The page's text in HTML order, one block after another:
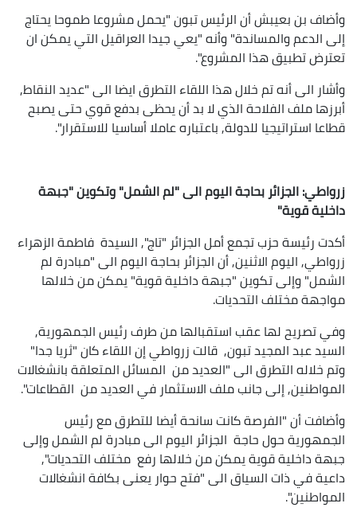
وأضاف بن بعيبش أن الرئيس تبون "يحمل مشروعا طموحا يحتاج
إلى الدعم والمساندة" وأنه "يعي جيدا العراقيل التي يمكن ان
تعترض تطبيق هذا المشروع".
وأشار الى أنه تم خلال هذا اللقاء التطرق ايضا الى "عديد النقاط,
أبرزها ملف الفلاحة الذي لا بد أن يحظى بدفع قوي حتى يصبح
قطاعا استراتيجيا للدولة, باعتباره عاملا أساسيا للاستقرار".
زرواطي: الجزائر بحاجة اليوم الى "لم الشمل" وتكوين "جبهة
داخلية قوية"
أكدت رئيسة حزب تجمع أمل الجزائر "تاج", السيدة فاطمة الزهراء
زرواطي, اليوم الاثنين, أن الجزائر بحاجة اليوم الى "مبادرة لم
الشمل" وإلى تكوين "جبهة داخلية قوية" يمكن من خلالها
مواجهة مختلف التحديات.
وفي تصريح لها عقب استقبالها من طرف رئيس الجمهورية,
السيد عبد المجيد تبون, قالت زرواطي إن اللقاء كان "ثريا جدا"
وتم خلاله التطرق الى "العديد من المسائل المتعلقة بانشغالات
المواطنين, إلى جانب ملف الاستثمار في العديد من القطاعات".
وأضافت أن "الفرصة كانت سانحة أيضا للتطرق مع رئيس
الجمهورية حول حاجة الجزائر اليوم الى مبادرة لم الشمل وإلى
جبهة داخلية قوية يمكن من خلالها رفع مختلف التحديات",
داعية في ذات السياق الى "فتح حوار يعنى بكافة انشغالات
المواطنين".